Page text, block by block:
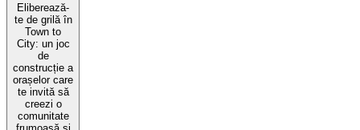
Eliberează-
te de grilă în
Town to
City: un joc
de
construcție a
orașelor care
te invită să
creezi o
comunitate